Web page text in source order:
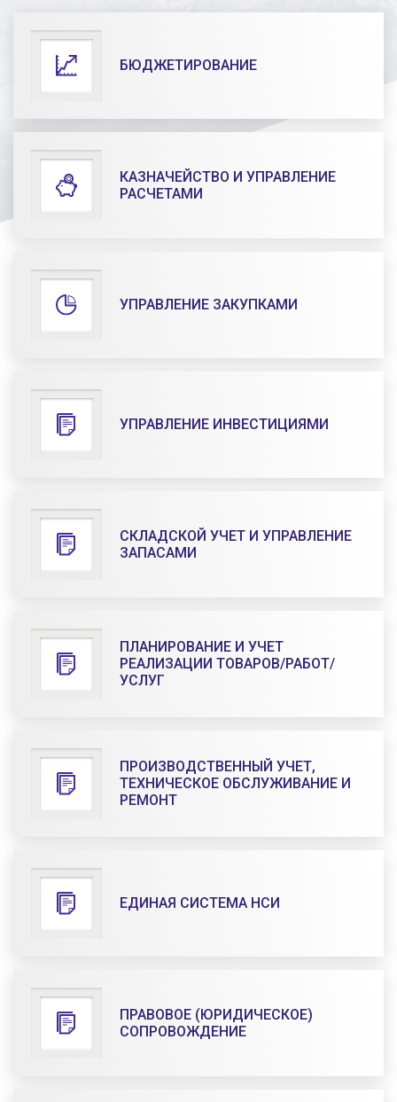
БЮДЖЕТИРОВАНИЕ
КАЗНАЧЕЙСТВО И УПРАВЛЕНИЕ
РАСЧЕТАМИ
УПРАВЛЕНИЕ ЗАКУПКАМИ
УПРАВЛЕНИЕ ИНВЕСТИЦИЯМИ
СКЛАДСКОЙ УЧЕТ И УПРАВЛЕНИЕ
ЗАПАСАМИ
ПЛАНИРОВАНИЕ И УЧЕТ
РЕАЛИЗАЦИИ ТОВАРОВ/РАБОТ/
УСЛУГ
ПРОИЗВОДСТВЕННЫЙ УЧЕТ,
ТЕХНИЧЕСКОЕ ОБСЛУЖИВАНИЕ И
РЕМОНТ
ЕДИНАЯ СИСТЕМА НСИ
ПРАВОВОЕ (ЮРИДИЧЕСКОЕ)
СОПРОВОЖДЕНИЕ